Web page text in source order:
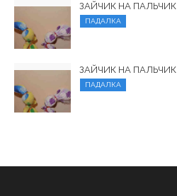
ЗАЙЧИК НА ПАЛЬЧИК
ПАДАЛКА
ЗАЙЧИК НА ПАЛЬЧИК
ПАДАЛКА